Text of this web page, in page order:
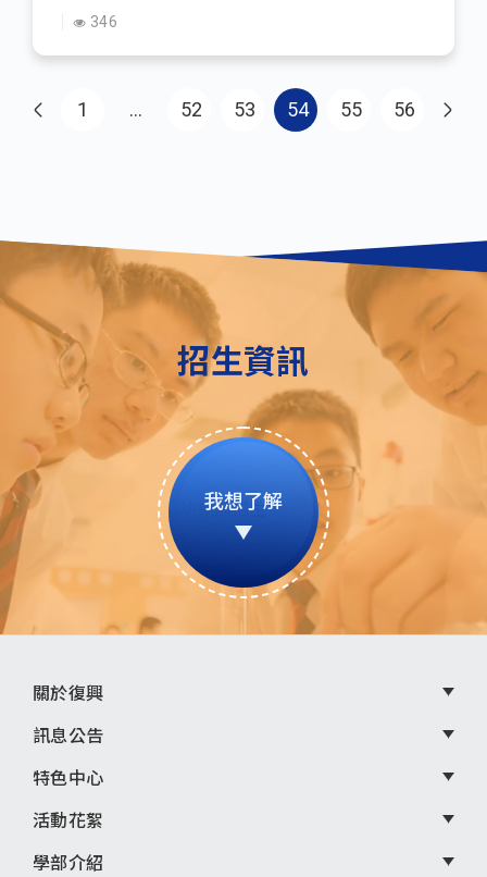
346
Pagination
1 First page
… 52 53 54 55 56
招生資訊
我想了解
頁
尾
選
單
關於復興
訊息公告
特色中心
活動花絮
學部介紹